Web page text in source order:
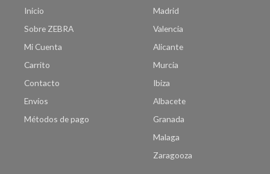
Inicio
Sobre ZEBRA
Mi Cuenta
Carrito
Contacto
Envíos
Métodos de pago
Madrid
Valencia
Alicante
Murcia
Ibiza
Albacete
Granada
Malaga
Zaragooza